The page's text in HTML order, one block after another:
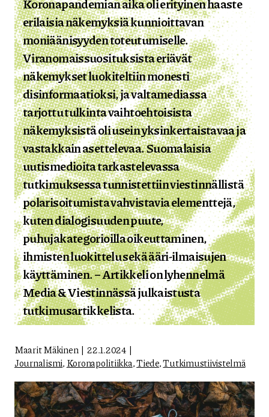
Koronapandemian aika oli erityinen haaste
erilaisia näkemyksiä kunnioittavan
moniäänisyyden toteutumiselle.
Viranomaissuosituksista eriävät
näkemykset luokiteltiin monesti
disinformaatioksi, ja valtamediassa
tarjottu tulkinta vaihtoehtoisista
näkemyksistä oli usein yksinkertaistavaa ja
vastakkain asettelevaa. Suomalaisia
uutismedioita tarkastelevassa
tutkimuksessa tunnistettiin viestinnällistä
polarisoitumista vahvistavia elementtejä,
kuten dialogisuuden puute,
puhujakategorioilla oikeuttaminen,
ihmisten luokittelu sekä ääri-ilmaisujen
käyttäminen. – Artikkeli on lyhennelmä
Media & Viestinnässä julkaistusta
tutkimusartikkelista.
Maarit Mäkinen
22.1.2024
Journalismi, Koronapolitiikka,Tiede,Tutkimustiivistelmä